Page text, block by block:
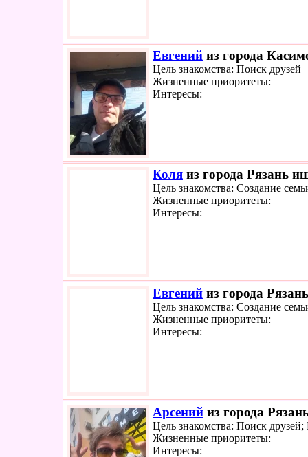
Евгений из города
Цель знакомства: Поиск друзей
Жизненные приоритеты:
Интересы:
Коля из города Рязань
Цель знакомства: Создание
Жизненные приоритеты:
Интересы:
Евгений из города
Цель знакомства: Создание
Жизненные приоритеты:
Интересы:
Арсений из города
Цель знакомства: Поиск
Жизненные приоритеты:
Интересы: